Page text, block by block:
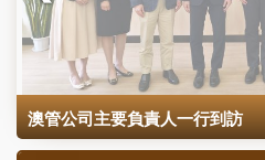
澳管公司主要負責人一行到訪